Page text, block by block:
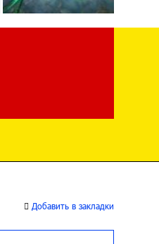
Добавить в закладки